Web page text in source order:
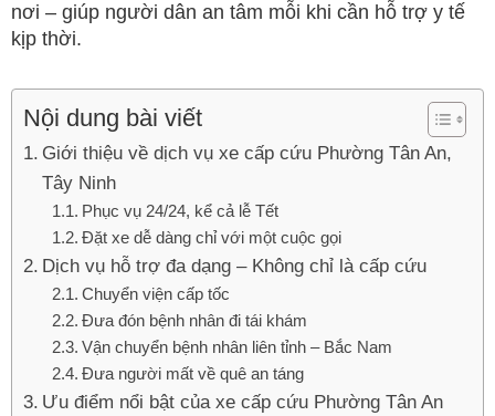
nơi – giúp người dân an tâm mỗi khi cần hỗ trợ y tế
kịp thời.
Nội dung bài viết
Giới thiệu về dịch vụ xe cấp cứu Phường Tân An,
Tây Ninh
Phục vụ 24/24, kể cả lễ Tết
Đặt xe dễ dàng chỉ với một cuộc gọi
Dịch vụ hỗ trợ đa dạng – Không chỉ là cấp cứu
Chuyển viện cấp tốc
Đưa đón bệnh nhân đi tái khám
Vận chuyển bệnh nhân liên tỉnh – Bắc Nam
Đưa người mất về quê an táng
Ưu điểm nổi bật của xe cấp cứu Phường Tân An